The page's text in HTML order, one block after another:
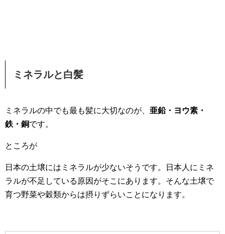
ミネラルと白髪
ミネラルの中でも最も髪に大切なのが、 亜鉛・ヨウ素・
鉄・銅です。
ところが
日本の土壌にはミネラルが少ないそうです。日本人にミネ
ラルが不足している原因がそこにあります。そんな土壌で
育つ野菜や穀類からは摂りずらいことになります。